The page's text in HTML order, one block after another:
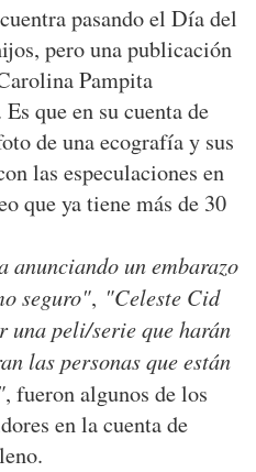
pasando el Día del
pero una publicación
Pampita
que en su cuenta de
de una ecografía y sus
las especulaciones en
que ya tiene más de 30
anunciando un embarazo
seguro", "Celeste Cid
una peli/serie que harán
las personas que están
, fueron algunos de los
en la cuenta de